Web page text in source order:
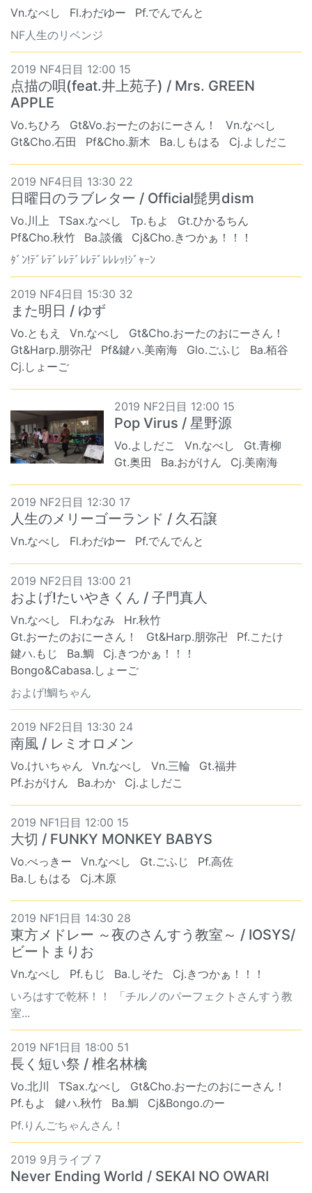
Vn.なべし Fl.わだゆー
Pf.でんでんと
NF人生のリベンジ
2019 NF4日目 12:00 15
点描の唄(feat.井上苑子) / Mrs. GREEN
APPLE
Vo.ちひろ Gt&Vo.おーたのおにーさん！
Vn.なべし
Gt&Cho.石田
Pf&Cho.新木 Ba.しもはる Cj.よしだこ
2019 NF4日目 13:30 22
日曜日のラブレター / Official髭男dism
Vo.川上 TSax.なべし Tp.もよ
Gt.ひかるちん
Pf&Cho.秋竹
Ba.談儀
Cj&Cho.きつかぁ！！！
ﾀﾞﾝ!ﾃﾞﾚﾃﾞﾚﾚﾃﾞﾚﾚﾃﾞﾚﾚﾚｯ!ｼﾞｬｰﾝ
2019 NF4日目 15:30 32
また明日 / ゆず
Vo.ともえ Vn.なべし
Gt&Cho.おーたのおにーさん！
Gt&Harp.朋弥卍
Pf&鍵ハ.美南海 Glo.ごふじ
Ba.栢谷
Cj.しょーご
2019 NF2日目 12:00 15
Pop Virus / 星野源
Vo.よしだこ Vn.なべし
Gt.青柳
Gt.奥田
Ba.おがけん Cj.美南海
2019 NF2日目 12:30 17
人生のメリーゴーランド / 久石譲
Vn.なべし Fl.わだゆー Pf.でんでんと
2019 NF2日目 13:00 21
およげ!たいやきくん / 子門真人
Vn.なべし Fl.わなみ
Hr.秋竹
Gt.おーたのおにーさん！
Gt&Harp.朋弥卍
Pf.こたけ
鍵ハ.もじ
Ba.鯛
Cj.きつかぁ！！！
Bongo&Cabasa.しょーご
およげ!鯛ちゃん
2019 NF2日目 13:30 24
南風 / レミオロメン
Vo.けいちゃん Vn.なべし Vn.三輪
Gt.福井
Pf.おがけん
Ba.わか Cj.よしだこ
2019 NF1日目 12:00 15
大切 / FUNKY MONKEY BABYS
Vo.ぺっきー Vn.なべし Gt.ごふじ
Pf.高佐
Ba.しもはる
Cj.木原
2019 NF1日目 14:30 28
東方メドレー ～夜のさんすう教室～ / IOSYS/
ビートまりお
Vn.なべし Pf.もじ Ba.しそた
Cj.きつかぁ！！！
いろはすで乾杯！！ 「チルノのパーフェクトさんすう教
室...
2019 NF1日目 18:00 51
長く短い祭 / 椎名林檎
Vo.北川 TSax.なべし
Gt&Cho.おーたのおにーさん！
Pf.もよ
鍵ハ.秋竹 Ba.鯛
Cj&Bongo.のー
Pf.りんごちゃんさん！
2019 9月ライブ 7
Never Ending World / SEKAI NO OWARI